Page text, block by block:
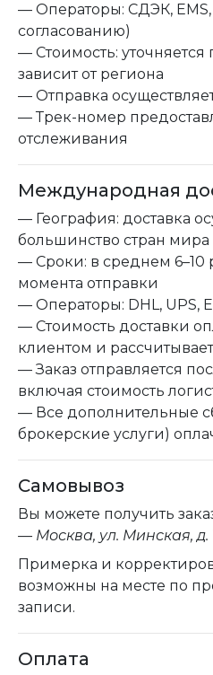
— Операторы: СДЭК, EMS,
согласованию)
— Стоимость:
зависит от региона
— Отправка
— Трек-номер
отслеживания
Международная
— География: доставка
большинство стран мира
— Сроки: в среднем 6–10
момента отправки
— Операторы: DHL, UPS,
— Стоимость доставки
клиентом и
— Заказ отправляется
включая стоимость
— Все дополнительные
брокерские услуги)
Самовывоз
Вы можете получить
— Москва, ул. Минская, д.
Примерка и
возможны на месте по
записи.
Оплата